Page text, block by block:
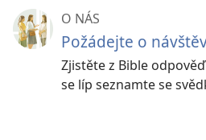
O NÁS
Požádejte o
Zjistěte z Bible
se líp seznamte se